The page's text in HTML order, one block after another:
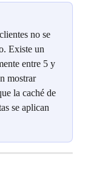
no se
Existe un
entre 5 y
mostrar
la caché de
se aplican